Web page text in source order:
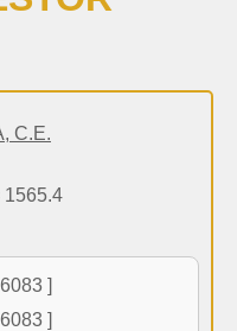
C.E.
1565.4
]
]